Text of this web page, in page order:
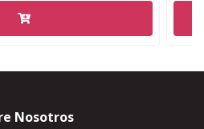
Nosotros